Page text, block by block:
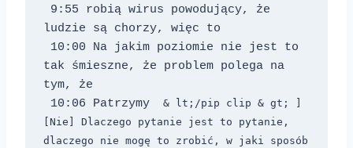
ludzie są chorzy, więc to
tak śmieszne, że problem polega na
tym, że
10:06 Patrzymy
& lt;/pip clip & gt; ]
[Nie] Dlaczego pytanie jest to pytanie,
dlaczego nie mogę to zrobić, w jaki sposób